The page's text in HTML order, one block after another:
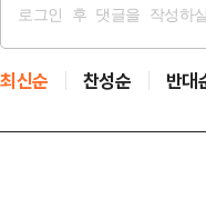
최신순 찬성순 반대